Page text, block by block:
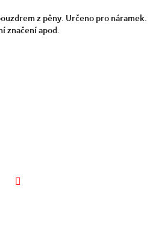
z pěny. Určeno pro náramek.
značení apod.